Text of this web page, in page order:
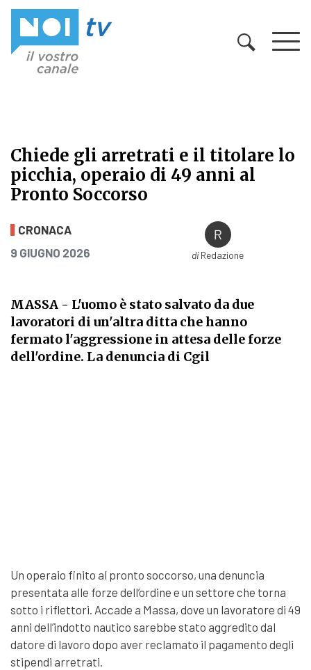
Chiede gli arretrati e il titolare lo
picchia, operaio di 49 anni al
Pronto Soccorso
Chiede gli arretrati e il titolare lo
CRONACA
PUBBLICATO IL
9 GIUGNO 2026 diRedazione
MASSA - L'uomo è stato salvato da due
lavoratori di un'altra ditta che hanno
fermato l'aggressione in attesa delle forze
dell'ordine. La denuncia di Cgil
Un operaio finito al pronto soccorso, una denuncia
presentata alle forze dell’ordine e un settore che torna
sotto i riflettori. Accade a Massa, dove un lavoratore di 49
anni dell’indotto nautico sarebbe stato aggredito dal
datore di lavoro dopo aver reclamato il pagamento degli
stipendi arretrati.